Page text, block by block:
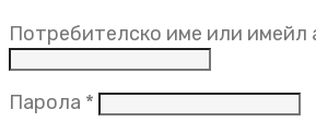
Потребителско име или имейл
Парола * Задължително